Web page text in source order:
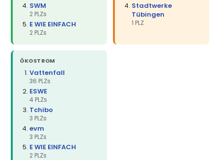
SWM
2 PLZs
E WIE EINFACH
2 PLZs
Stadtwerke
Tübingen
1 PLZ
ÖKOSTROM
Vattenfall
36 PLZs
ESWE
4 PLZs
Tchibo
3 PLZs
evm
3 PLZs
E WIE EINFACH
2 PLZs